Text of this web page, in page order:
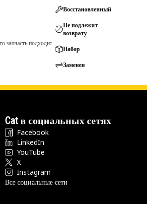
запчасть подходит
Восстановленный
Не подлежит
возврату
Набор
Заменен
Cat в социальных сетях
Facebook
LinkedIn
YouTube
X
Instagram
Все социальные сети